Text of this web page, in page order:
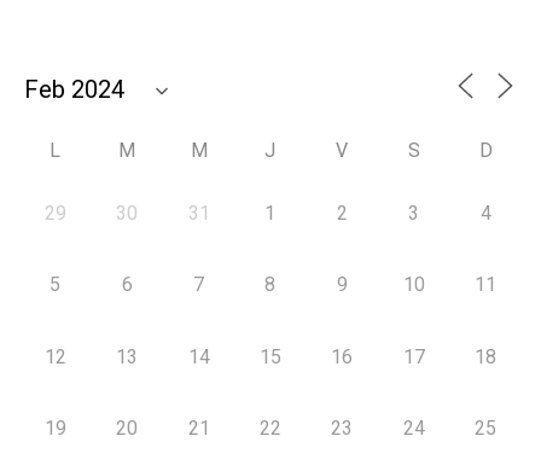
L M M J V S D
29 30 31 1 2 3 4
5 6 7 8 9 10 11
12 13 14 15 16 17 18
19 20 21 22 23 24 25